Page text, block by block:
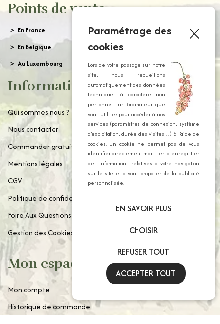
Points de vente
En France
En Belgique
Au Luxembourg
Informations
Qui sommes nous ?
Nous contacter
Commander gratuitement notre catalogue
Mentions légales
CGV
Politique de confidentialité
Foire Aux Questions
Gestion des Cookies
Mon espace client
Mon compte
Historique de commande
Paramétrage des
cookies
Lors de votre passage sur notre
site, nous recueillons
automatiquement des données
techniques à caractère non
personnel sur l’ordinateur que
vous utilisez pour accéder à nos
services (paramètres de connexion, système
d’exploitation, durée des visites…) à l’aide de
cookies. Un cookie ne permet pas de vous
identifier directement mais sert à enregistrer
des informations relatives à votre navigation
sur le site et à vous proposer de la publicité
personnalisée.
EN SAVOIR PLUS
CHOISIR
REFUSER TOUT
ACCEPTER TOUT